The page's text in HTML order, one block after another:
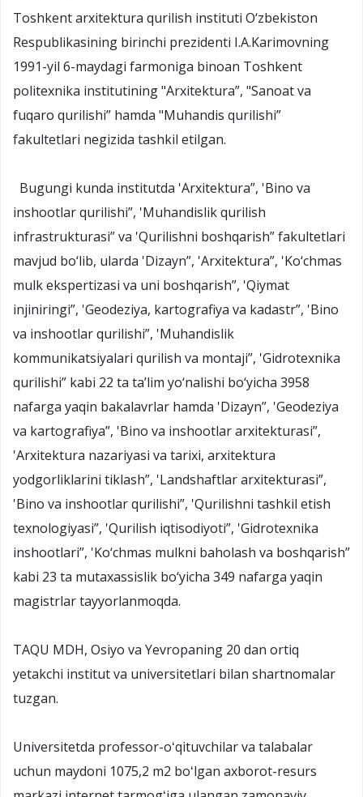
Toshkent arxitektura qurilish instituti O‘zbekiston
Respublikasining birinchi prezidenti I.A.Karimovning
1991-yil 6-maydagi farmoniga binoan Toshkent
politexnika institutining "Arxitektura”, "Sanoat va
fuqaro qurilishi” hamda "Muhandis qurilishi”
fakultetlari negizida tashkil etilgan.
Bugungi kunda institutda 'Arxitektura”, 'Bino va
inshootlar qurilishi”, 'Muhandislik qurilish
infrastrukturasi” va 'Qurilishni boshqarish” fakultetlari
mavjud bo‘lib, ularda 'Dizayn”, 'Arxitektura”, 'Ko‘chmas
mulk ekspertizasi va uni boshqarish”, 'Qiymat
injiniringi”, 'Geodeziya, kartografiya va kadastr”, 'Bino
va inshootlar qurilishi”, 'Muhandislik
kommunikatsiyalari qurilish va montaji”, 'Gidrotexnika
qurilishi” kabi 22 ta ta’lim yo‘nalishi bo‘yicha 3958
nafarga yaqin bakalavrlar hamda 'Dizayn”, 'Geodeziya
va kartografiya”, 'Bino va inshootlar arxitekturasi”,
'Arxitektura nazariyasi va tarixi, arxitektura
yodgorliklarini tiklash”, 'Landshaftlar arxitekturasi”,
'Bino va inshootlar qurilishi”, 'Qurilishni tashkil etish
texnologiyasi”, 'Qurilish iqtisodiyoti”, 'Gidrotexnika
inshootlari”, 'Ko‘chmas mulkni baholash va boshqarish”
kabi 23 ta mutaxassislik bo‘yicha 349 nafarga yaqin
magistrlar tayyorlanmoqda.
TAQU MDH, Osiyo va Yevropaning 20 dan ortiq
yetakchi institut va universitetlari bilan shartnomalar
tuzgan.
Universitetda professor-oʻqituvchilar va talabalar
uchun maydoni 1075,2 m2 boʻlgan axborot-resurs